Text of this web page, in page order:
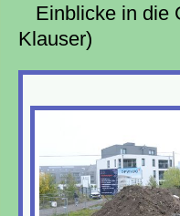
Einblicke in die
Klauser)